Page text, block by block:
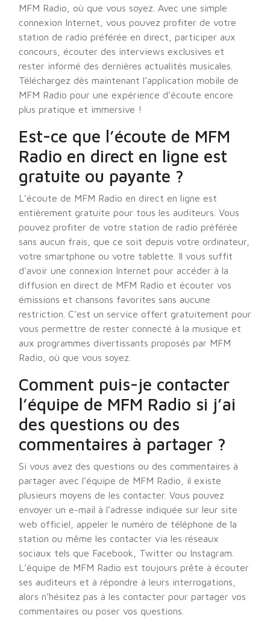
MFM Radio, où que vous soyez. Avec une simple
connexion Internet, vous pouvez profiter de votre
station de radio préférée en direct, participer aux
concours, écouter des interviews exclusives et
rester informé des dernières actualités musicales.
Téléchargez dès maintenant l’application mobile de
MFM Radio pour une expérience d’écoute encore
plus pratique et immersive !
Est-ce que l’écoute de MFM
Radio en direct en ligne est
gratuite ou payante ?
L’écoute de MFM Radio en direct en ligne est
entièrement gratuite pour tous les auditeurs. Vous
pouvez profiter de votre station de radio préférée
sans aucun frais, que ce soit depuis votre ordinateur,
votre smartphone ou votre tablette. Il vous suffit
d’avoir une connexion Internet pour accéder à la
diffusion en direct de MFM Radio et écouter vos
émissions et chansons favorites sans aucune
restriction. C’est un service offert gratuitement pour
vous permettre de rester connecté à la musique et
aux programmes divertissants proposés par MFM
Radio, où que vous soyez.
Comment puis-je contacter
l’équipe de MFM Radio si j’ai
des questions ou des
commentaires à partager ?
Si vous avez des questions ou des commentaires à
partager avec l’équipe de MFM Radio, il existe
plusieurs moyens de les contacter. Vous pouvez
envoyer un e-mail à l’adresse indiquée sur leur site
web officiel, appeler le numéro de téléphone de la
station ou même les contacter via les réseaux
sociaux tels que Facebook, Twitter ou Instagram.
L’équipe de MFM Radio est toujours prête à écouter
ses auditeurs et à répondre à leurs interrogations,
alors n’hésitez pas à les contacter pour partager vos
commentaires ou poser vos questions.